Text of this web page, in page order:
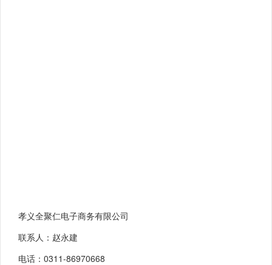
孝义全聚仁电子商务有限公司
联系人：赵永建
电话：0311-86970668